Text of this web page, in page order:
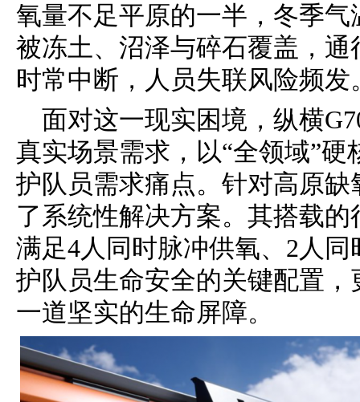
氧量不足平原的一半，冬季
被冻土、沼泽与碎石覆盖，
时常中断，人员失联风险频发
面对这一现实困境，纵横
真实场景需求，以“全领域”
护队员需求痛点。针对高原
了系统性解决方案。其搭载
满足4人同时脉冲供氧、2人
护队员生命安全的关键配置
一道坚实的生命屏障。